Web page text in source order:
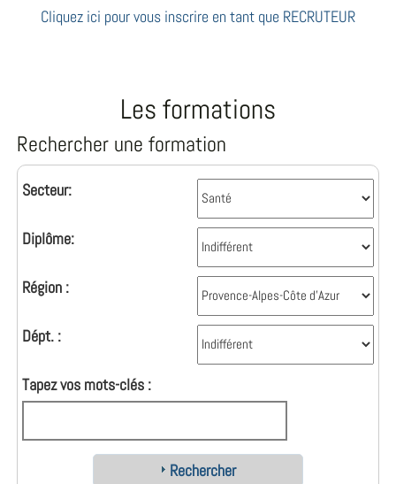
Cliquez ici pour vous inscrire en tant que RECRUTEUR
Les formations
Rechercher une formation
Secteur:
Diplôme:
Région :
Dépt. :
Tapez vos mots-clés :
Rechercher